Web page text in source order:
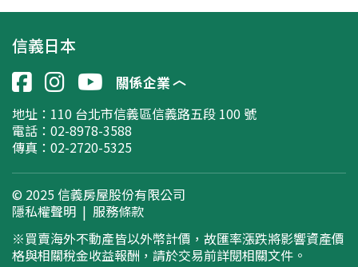
信義日本
關係企業
地址： 110 台北市信義區信義路五段 100 號
電話：02-8978-3588
傳真：02-2720-5325
© 2025 信義房屋股份有限公司
隱私權聲明 | 服務條款
※買賣海外不動產皆以外幣計價，故匯率漲跌將影響資產價
格與相關稅金收益報酬，請於交易前詳閱相關文件。